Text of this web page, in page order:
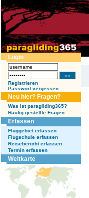
Login
Registrieren
Passwort vergessen
Neu hier? Fragen?
Was ist paragliding365?
Häufig gestellte Fragen
Erfassen
Fluggebiet erfassen
Flugschule erfassen
Reisebericht erfassen
Termin erfassen
Weltkarte